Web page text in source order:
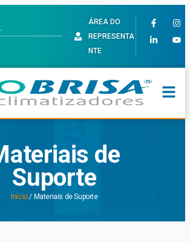
ÁREA DO
REPRESENTA
NTE
de
Suporte
Início/ Materiais de Suporte